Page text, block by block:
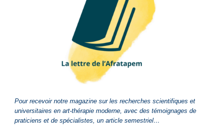
Pour recevoir notre magazine sur les recherches scientifiques et
universitaires en art-thérapie moderne, avec des témoignages de
praticiens et de spécialistes, un article semestriel…